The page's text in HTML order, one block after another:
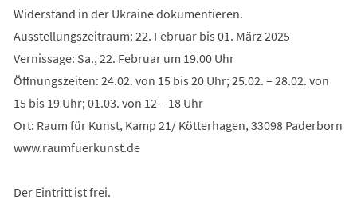
Widerstand in der Ukraine dokumentieren.
Ausstellungszeitraum: 22. Februar bis 01. März 2025
Vernissage: Sa., 22. Februar um 19.00 Uhr
Öffnungszeiten: 24.02. von 15 bis 20 Uhr; 25.02. – 28.02. von
15 bis 19 Uhr; 01.03. von 12 – 18 Uhr
Ort: Raum für Kunst, Kamp 21/ Kötterhagen, 33098 Paderborn
www.raumfuerkunst.de
Der Eintritt ist frei.